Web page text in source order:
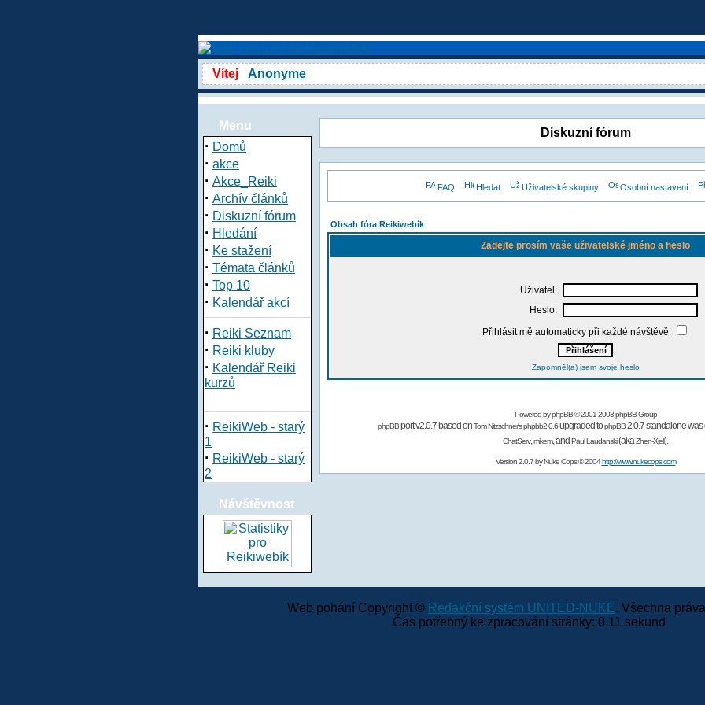
Vítej Anonyme
Menu
· Domů
· akce
· Akce_Reiki
· Archív článků
· Diskuzní fórum
· Hledání
· Ke stažení
· Témata článků
· Top 10
· Kalendář akcí
· Reiki Seznam
· Reiki kluby
· Kalendář Reiki
kurzů
· ReikiWeb - starý
1
· ReikiWeb - starý
2
Návštěvnost
Diskuzní fórum
FAQ Hledat Uživatelské skupiny Osobní nastavení
Obsah fóra Reikiwebík
Zadejte prosím vaše uživatelské jméno a heslo
Uživatel:
Heslo:
Přihlásit mě automaticky při každé návštěvě:
Zapomněl(a) jsem svoje heslo
Powered byphpBB© 2001-2003 phpBB Group
phpBBport v2.0.7 based onTom Nitzschner'sphpbb2.0.6upgraded tophpBB2.0.7 standalone
ChatServ,mikem,and Paul Laudanski(akaZhen-Xjell).
Version 2.0.7 byNuke Cops© 2004http://www.nukecops.com
Web pohání Copyright © Redakční systém UNITED-NUKE. Všechna
Čas potřebný ke zpracování stránky: 0.11 sekund